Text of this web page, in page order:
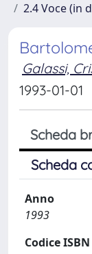
2.4 Voce (in
Galassi,
1993-01-01
Scheda
Scheda
Anno
1993
Codice ISBN